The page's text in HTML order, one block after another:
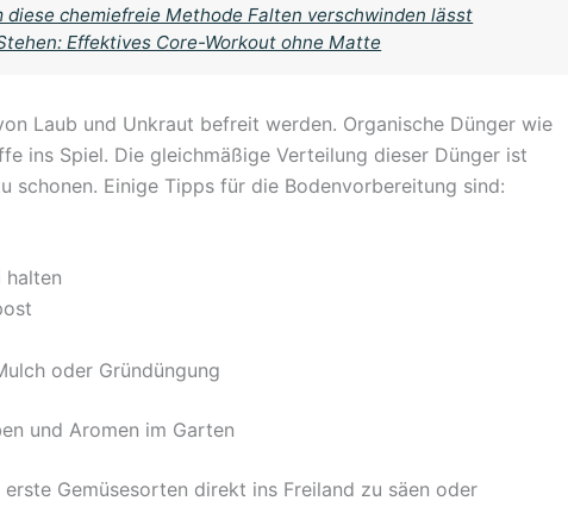
chemiefreie Methode Falten verschwinden lässt
Effektives Core-Workout ohne Matte
Laub und Unkraut befreit werden. Organische Dünger wie
ins Spiel. Die gleichmäßige Verteilung dieser Dünger ist
schonen. Einige Tipps für die Bodenvorbereitung sind:
halten
oder Gründüngung
und Aromen im Garten
Gemüsesorten direkt ins Freiland zu säen oder